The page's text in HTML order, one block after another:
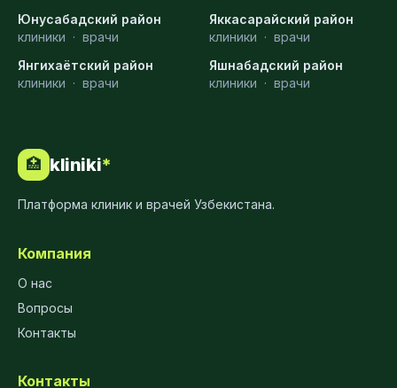
Юнусабадский район
клиники · врачи
Яккасарайский район
клиники · врачи
Янгихаётский район
клиники · врачи
Яшнабадский район
клиники · врачи
🏥 kliniki*
Платформа клиник и врачей Узбекистана.
Компания
О нас
Вопросы
Контакты
Контакты